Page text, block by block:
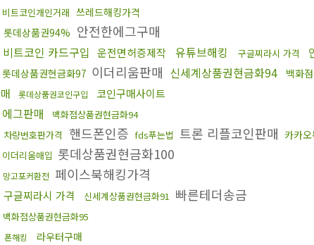
비트코인개인거래 쓰레드해킹가격
롯데상품권94% 안전한에그구매
비트코인 카드구입 운전면허증제작 유튜브해킹 구글찌라시 가격
롯데상품권현금화97 이더리움판매 신세계상품권현금화94 백화
매
롯데상품권코인구입 코인구매사이트
에그판매
백화점상품권현금화94
차량번호판가격 핸드폰인증 fds푸는법 트론 리플코인판매 카카
이더리움매입 롯데상품권현금화100
망고포커환전 페이스북해킹가격
구글찌라시 가격 신세계상품권현금화91 빠른테더송금
백화점상품권현금화95
폰해킹 라우터구매